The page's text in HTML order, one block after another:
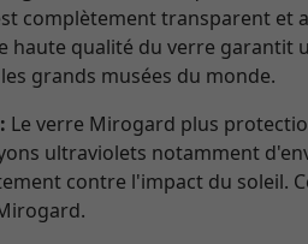
complètement transparent et
haute qualité du verre garantit
grands musées du monde.
Le verre Mirogard plus
ultraviolets notamment
contre l'impact du soleil.